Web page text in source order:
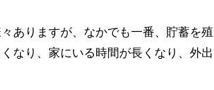
ありますが、なかでも一番、貯蓄を殖
なり、家にいる時間が長くなり、外出